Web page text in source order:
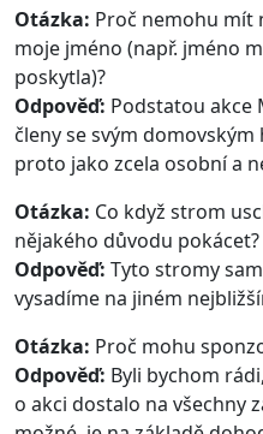
Otázka: Proč nemohu mít
moje jméno (např. jméno
poskytla)?
Odpověď: Podstatou akce
členy se svým
proto jako zcela osobní a
Otázka: Co když strom
nějakého důvodu pokácet?
Odpověď: Tyto stromy
vysadíme na jiném
Otázka: Proč mohu
Odpověď: Byli bychom
o akci dostalo na všechny